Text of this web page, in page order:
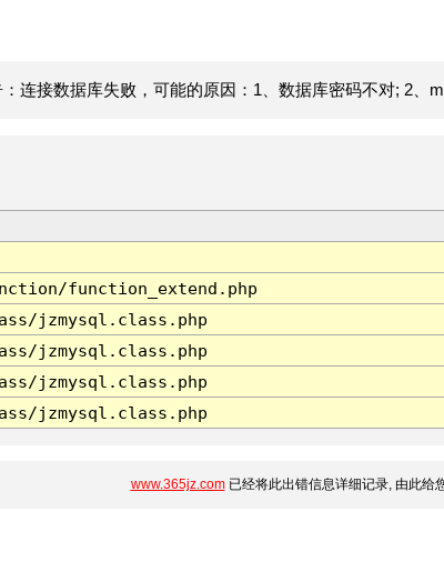
连接数据库失败，可能的原因：1、数据库密码不对; 2、
function_extend.php
jzmysql.class.php
jzmysql.class.php
jzmysql.class.php
jzmysql.class.php
www.365jz.com已经将此出错信息详细记录, 由此给